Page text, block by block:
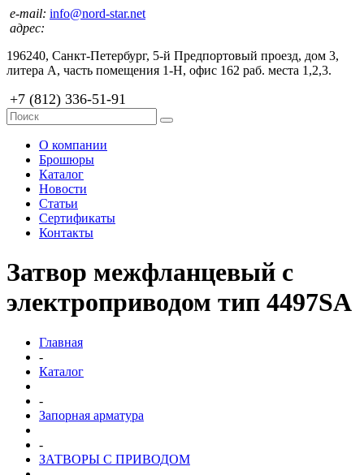
e-mail: info@nord-star.net
адрес:
196240, Санкт-Петербург, 5-й Предпортовый проезд, дом 3,
литера А, часть помещения 1-Н, офис 162 раб. места 1,2,3.
+7 (812) 336-51-91
О компании
Брошюры
Каталог
Новости
Статьи
Сертификаты
Контакты
Затвор межфланцевый с
электроприводом тип 4497SA
Главная
-
Каталог
-
Запорная арматура
-
ЗАТВОРЫ С ПРИВОДОМ